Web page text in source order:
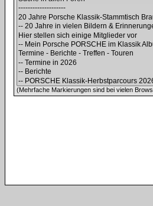
(Mehrfache Markierungen sind bei vielen